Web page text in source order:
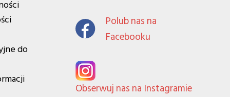
do
Polub nas na
Facebooku
Obserwuj nas na Instagramie